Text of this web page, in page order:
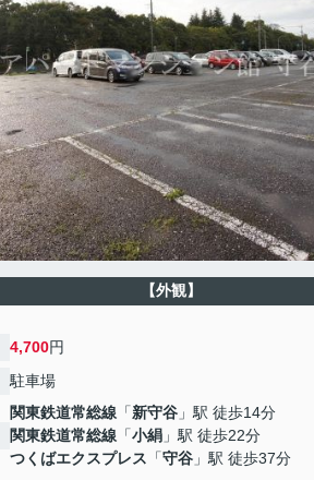
【外観】
4,700円
駐車場
関東鉄道常総線 「新守谷 」駅 徒歩14分
関東鉄道常総線 「小絹 」駅 徒歩22分
つくばエクスプレス 「守谷 」駅 徒歩37分